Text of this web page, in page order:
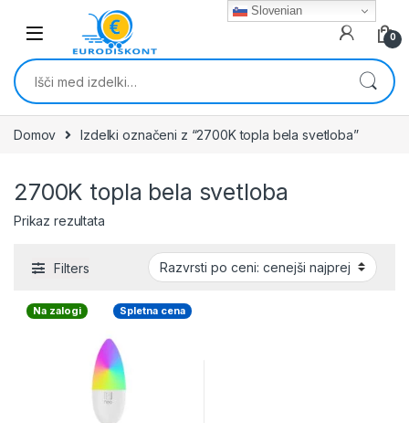
Skip to navigation
0
Išči:
Domov Izdelki označeni z “2700K topla bela svetloba”
2700K topla bela svetloba
Prikaz rezultata
Filters
Na zalogi Spletna cena
Slovenian